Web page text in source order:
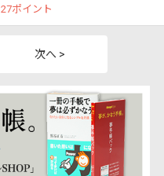
27ポイント
次へ >